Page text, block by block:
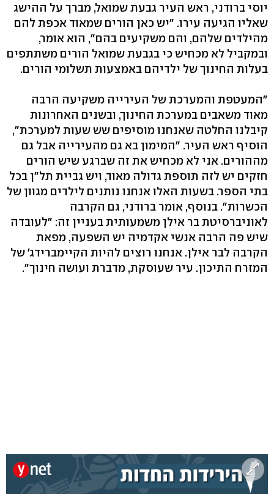
יוסי ברודני, ראש העיר גבעת שמואל, מברך על ההישג
שאליו הגיעה עירו. "יש כאן הורים שמאוד אכפת להם
מהילדים שלהם, והם משקיעים בהם", הוא אומר,
ובמקביל לא מכחיש כי בגבעת שמואל הורים משתתפים
בעלות החינוך של ילדיהם באמצעות תשלומי הורים.
"המעטפת והמערכת של העירייה משקיעה הרבה
מאוד משאבים במערכת החינוך, ובשנים האחרונות
קיבלנו החלטה שאנחנו מוסיפים שש שעות למערכת",
הוסיף ראש העיר. "המימון בא גם מהעירייה אבל גם
מההורים. אני לא מכחיש את זה שברגע שיש הורים
חזקים יש לזה תוספת גדולה מאוד, ויש גביית תל"ן בכל
בתי הספר. בשעות האלו אנחנו נותנים לילדים מגוון של
הכשרות". בנוסף, אומר ברודני, גם הקרבה
לאוניברסיטת בר אילן משמעותית בעניין זה: "לעובדה
שיש פה הרבה אנשי אקדמיה יש השפעה, מפאת
הקרבה לבר אילן. אנחנו רוצים להיות הקיימברידג' של
המזרח התיכון. עיר שעוסקת, מדברת ועושה חינוך".